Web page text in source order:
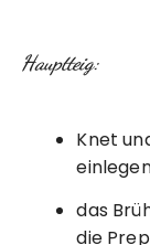
Hauptteig:
Knet
das
die